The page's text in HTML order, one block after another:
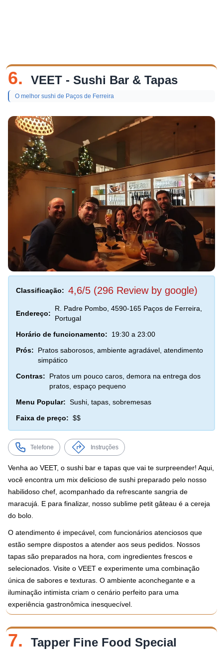
6. VEET - Sushi Bar & Tapas
O melhor sushi de Paços de Ferreira
Classificação: 4,6/5 (296 Review by google)
Endereço:
R. Padre Pombo, 4590-165 Paços de Ferreira,
Portugal
Horário de funcionamento:
19:30 a 23:00
Prós:
Pratos saborosos, ambiente agradável, atendimento
simpático
Contras:
Pratos um pouco caros, demora na entrega dos
pratos, espaço pequeno
Menu Popular: Sushi, tapas, sobremesas
Faixa de preço: $$
Telefone Instruções
Venha ao VEET, o sushi bar e tapas que vai te surpreender! Aqui,
você encontra um mix delicioso de sushi preparado pelo nosso
habilidoso chef, acompanhado da refrescante sangria de
maracujá. E para finalizar, nosso sublime petit gâteau é a cereja
do bolo.
O atendimento é impecável, com funcionários atenciosos que
estão sempre dispostos a atender aos seus pedidos. Nossos
tapas são preparados na hora, com ingredientes frescos e
selecionados. Visite o VEET e experimente uma combinação
única de sabores e texturas. O ambiente aconchegante e a
iluminação intimista criam o cenário perfeito para uma
experiência gastronômica inesquecível.
7.
Tapper Fine Food Special